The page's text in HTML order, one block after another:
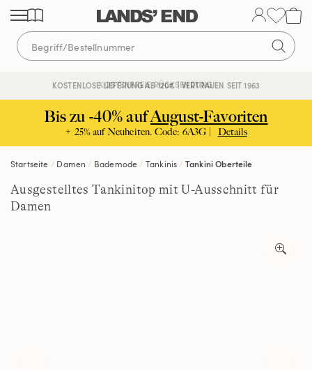
Direkt
zum
Inhalt
Direkt
zur
Navigation
Direkt
zur
Suche
KOSTENLOSE LIEFERUNG AB 120€ | VERTRAUEN SEIT 1963
KOSTENFREIE RÜCKSENDUNG
Bis zu -40% aufAugust-Favoriten
+ 25% auf Neuheiten. Code: 6A3G | Details
Startseite Damen Bademode Tankinis Tankini Oberteile
Ausgestelltes Tankinitop mit U-Ausschnitt für
Damen